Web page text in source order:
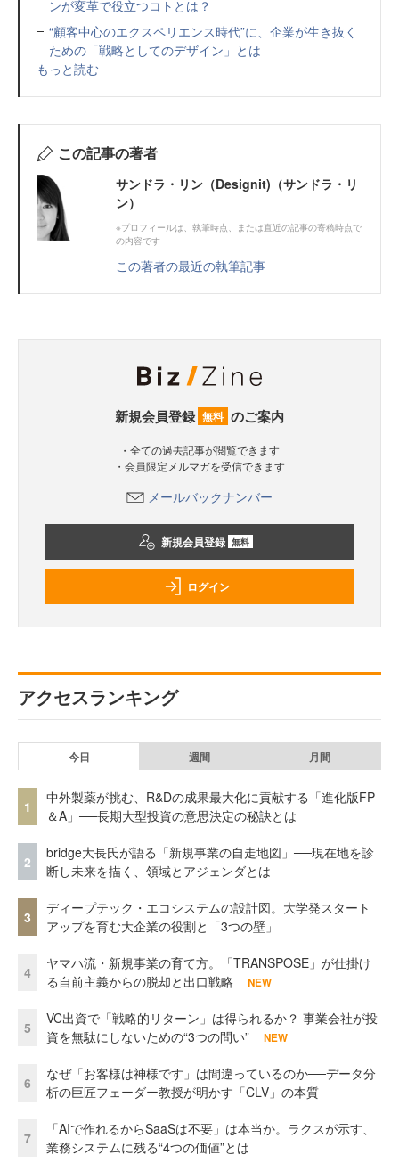
ンが変革で役立つコトとは？
“顧客中心のエクスペリエンス時代”に、企業が生き抜く
ための「戦略としてのデザイン」とは
もっと読む
この記事の著者
サンドラ・リン（Designit)（サンドラ・リ
ン）
※プロフィールは、執筆時点、または直近の記事の寄稿時点で
の内容です
この著者の最近の執筆記事
新規会員登録 無料 のご案内
・全ての過去記事が閲覧できます
・会員限定メルマガを受信できます
メールバックナンバー
新規会員登録 無料
ログイン
アクセスランキング
今日 週間 月間
1
中外製薬が挑む、R&Dの成果最大化に貢献する「進化版FP
＆A」──長期大型投資の意思決定の秘訣とは
2
bridge大長氏が語る「新規事業の自走地図」──現在地を診
断し未来を描く、領域とアジェンダとは
3
ディープテック・エコシステムの設計図。大学発スタート
アップを育む大企業の役割と「3つの壁」
4
ヤマハ流・新規事業の育て方。「TRANSPOSE」が仕掛け
る自前主義からの脱却と出口戦略
NEW
5
VC出資で「戦略的リターン」は得られるか？ 事業会社が投
資を無駄にしないための“3つの問い”
NEW
6
なぜ「お客様は神様です」は間違っているのか──データ分
析の巨匠フェーダー教授が明かす「CLV」の本質
7
「AIで作れるからSaaSは不要」は本当か。ラクスが示す、
業務システムに残る“4つの価値”とは